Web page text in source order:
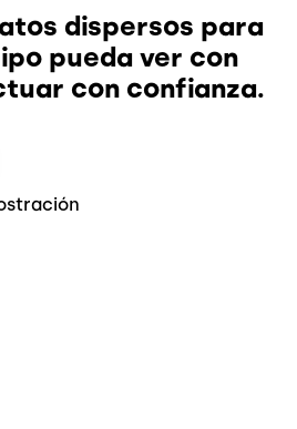
dispersos para
pueda ver con
con confianza.